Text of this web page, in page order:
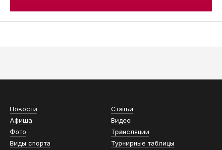
Новости
Статьи
Афиша
Видео
Фото
Трансляции
Виды спорта
Турнирные таблицы